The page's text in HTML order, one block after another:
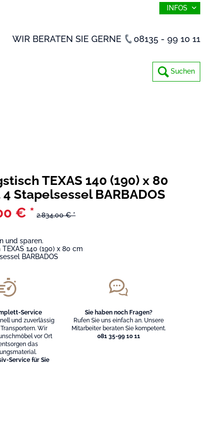
INFOS
Suchen
WIR BERATEN SIE GERNE 08135 - 99 10 11
TEXAS 140 (190) x 80
Stapelsessel BARBADOS
€ * 2.834,00 € *
und sparen.
140 (190) x 80 cm
BARBADOS
Service
und zuverlässig
Wir
vor Ort
das
Service für Sie
Sie haben noch Fragen?
Rufen Sie uns einfach an. Unsere
Mitarbeiter beraten Sie kompetent.
081 35-99 10 11